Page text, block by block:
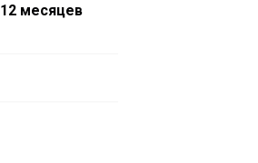
12 месяцев